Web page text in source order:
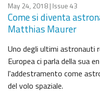
May 24, 2018| Issue 43
Come si diventa
Matthias Maurer
Uno degli ultimi astronauti
Europea ci parla della sua
l'addestramento come
del volo spaziale.